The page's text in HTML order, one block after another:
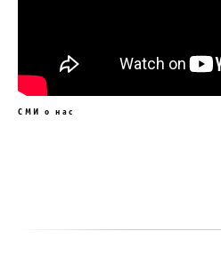
СМИ о нас